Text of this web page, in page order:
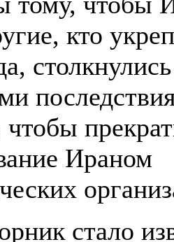
кто
Ираном
стало